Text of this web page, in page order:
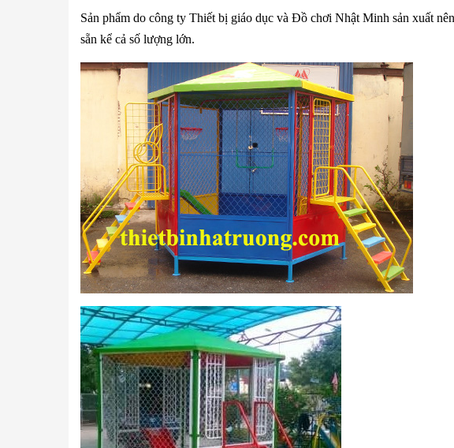
Sản phẩm do công ty Thiết bị giáo dục và Đồ chơi Nhật Minh sản xuất
sẵn kể cả số lượng lớn.